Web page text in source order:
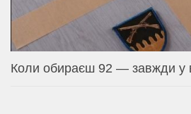
Коли обираєш 92 — завжди